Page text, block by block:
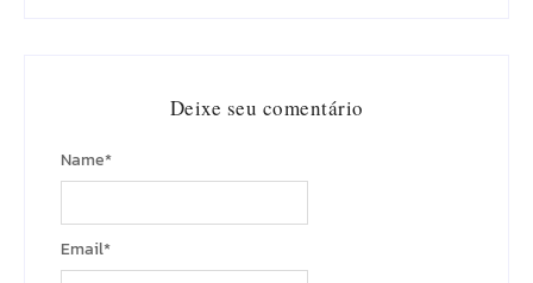
Deixe seu comentário
Name*
Email*